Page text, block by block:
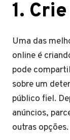
1.
Uma das
online é
pode
sobre um
público fiel.
anúncios,
outras opções.